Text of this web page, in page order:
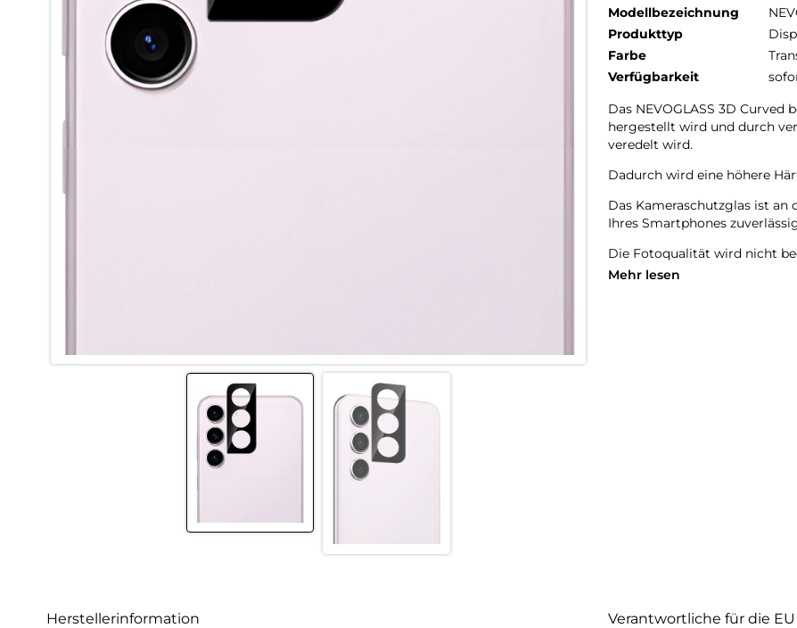
Modellbezeichnung
Produkttyp
Farbe
Verfügbarkeit
Das NEVOGLASS 3D Curved
hergestellt wird und durch
veredelt wird.
Dadurch wird eine höhere
Das Kameraschutzglas ist
Ihres Smartphones
Die Fotoqualität wird nicht
Staubablagerungen in den
Mehr lesen
Herstellerinformation
Verantwortliche für die EU